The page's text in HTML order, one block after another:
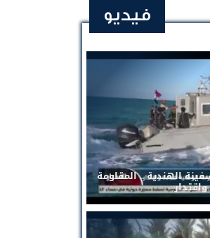
فيديو
الهندية .. المقاومة